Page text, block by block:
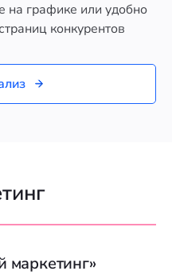
на графике или удобно
конкурентов
маркетинг»